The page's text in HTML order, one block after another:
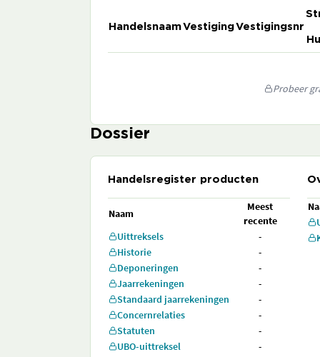
HandelsnaamVestigingVestigingsnr
Probeer
Dossier
Handelsregister producten
Naam
Meest
recente
Uittreksels
-
Historie
-
Deponeringen
-
Jaarrekeningen
-
Standaard jaarrekeningen
-
Concernrelaties
-
Statuten
-
UBO-uittreksel
-